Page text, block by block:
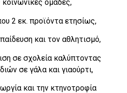
ομάδες,
2 εκ. προϊόντα ετησίως,
και τον αθλητισμό,
σε σχολεία καλύπτοντας
σε γάλα και γιαούρτι,
και την κτηνοτροφία